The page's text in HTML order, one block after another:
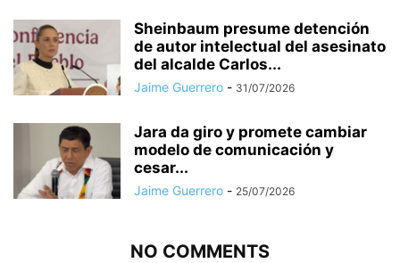
Sheinbaum presume detención
de autor intelectual del asesinato
del alcalde Carlos...
Jaime Guerrero - 31/07/2026
Jara da giro y promete cambiar
modelo de comunicación y
cesar...
Jaime Guerrero - 25/07/2026
NO COMMENTS